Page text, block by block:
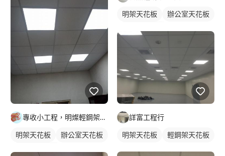
專收小工程，明燦輕鋼架， 隔間，天花板，維修，開孔，專作小坪
明架天花板
辦公室天花板
明架天花板
辦公室天花板
詳富工程行
明架天花板 輕鋼架天花板